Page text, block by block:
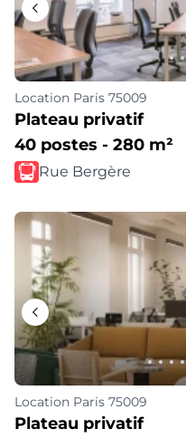
Location Paris 75009
Plateau privatif
40 postes - 280 m²
Rue Bergère
Location Paris 75009
Plateau privatif